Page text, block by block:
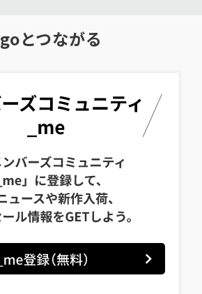
_goとつながる